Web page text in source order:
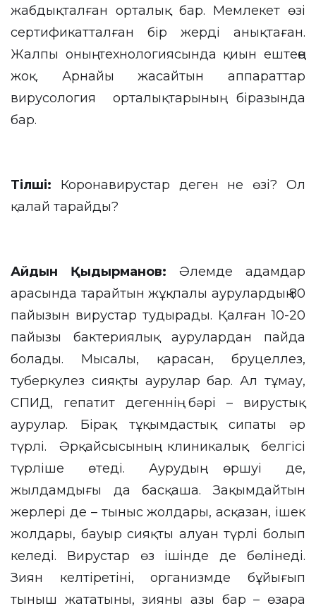
жабдықталған орталық бар. Мемлекет өзі
сертификатталған бір жерді анықтаған.
Жалпы оның технологиясында қиын ештеңе
жоқ. Арнайы жасайтын аппараттар
вирусология орталықтарының біразында
бар.
Тілші: Коронавирустар деген не өзі? Ол
қалай тарайды?
Айдын Қыдырманов: Әлемде адамдар
арасында тарайтын жұқпалы аурулардың 80
пайызын вирустар тудырады. Қалған 10-20
пайызы бактериялық аурулардан пайда
болады. Мысалы, қарасан, бруцеллез,
туберкулез сияқты аурулар бар. Ал тұмау,
СПИД, гепатит дегеннің бәрі – вирустық
аурулар. Бірақ тұқымдастық сипаты әр
түрлі. Әрқайсысының клиникалық белгісі
түрліше өтеді. Аурудың өршуі де,
жылдамдығы да басқаша. Зақымдайтын
жерлері де – тыныс жолдары, асқазан, ішек
жолдары, бауыр сияқты алуан түрлі болып
келеді. Вирустар өз ішінде де бөлінеді.
Зиян келтіретіні, организмде бұйығып
тыныш жататыны, зияны азы бар – өзара